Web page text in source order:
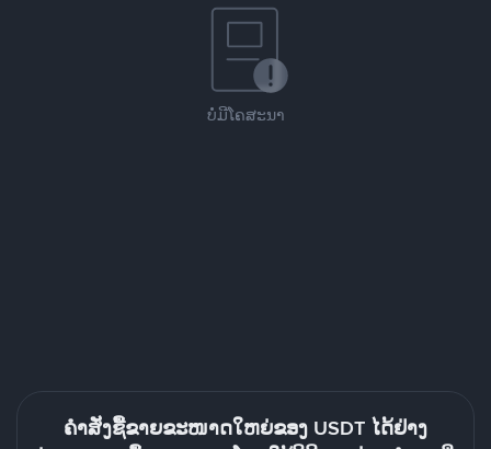
ບໍ່ມີໂຄສະນາ
ຄຳສັ່ງຊື້ຂາຍຂະໜາດໃຫຍ່ຂອງ USDT ໄດ້ຢ່າງ